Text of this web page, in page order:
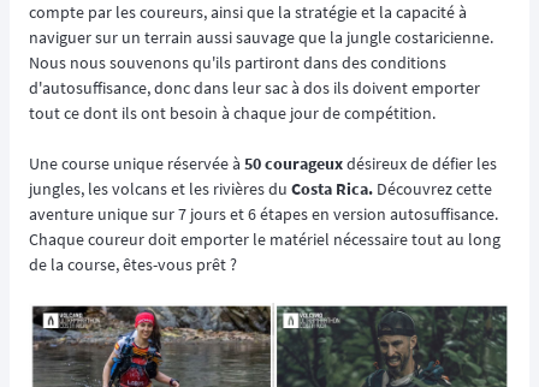
compte par les coureurs, ainsi que la stratégie et la capacité à
naviguer sur un terrain aussi sauvage que la jungle costaricienne.
Nous nous souvenons qu'ils partiront dans des conditions
d'autosuffisance, donc dans leur sac à dos ils doivent emporter
tout ce dont ils ont besoin à chaque jour de compétition.
Une course unique réservée à 50 courageuxdésireux de défier les
jungles, les volcans et les rivières du Costa Rica. Découvrez cette
aventure unique sur 7 jours et 6 étapes en version autosuffisance.
Chaque coureur doit emporter le matériel nécessaire tout au long
de la course, êtes-vous prêt ?